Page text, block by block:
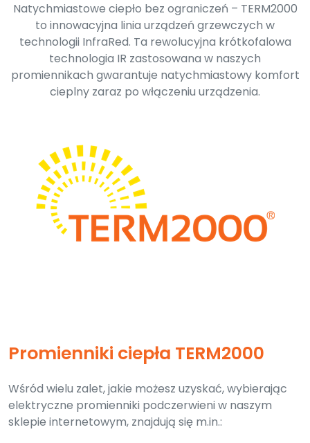
Natychmiastowe ciepło bez ograniczeń – TERM2000
to innowacyjna linia urządzeń grzewczych w
technologii InfraRed. Ta rewolucyjna krótkofalowa
technologia IR zastosowana w naszych
promiennikach gwarantuje natychmiastowy komfort
cieplny zaraz po włączeniu urządzenia.
Promienniki ciepła TERM2000
Wśród wielu zalet, jakie możesz uzyskać, wybierając
elektryczne promienniki podczerwieni w naszym
sklepie internetowym, znajdują się m.in.: